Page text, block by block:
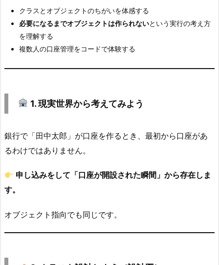
チ
ュ
ー
ト
で
こ
と
実
クラスとオブジェクトのちがいを体感する
必要になるまでオブジェクトは作られないという実行の考え方
を理解する
複数人の口座管理をコードで体験する
1. 現実世界から考えてみよう
銀行で「田中太郎」が口座を作るとき、最初から口座があ
るわけではありません。
申し込みをして「口座が開設された瞬間」から存在しま
す。
オブジェクト指向でも同じです。